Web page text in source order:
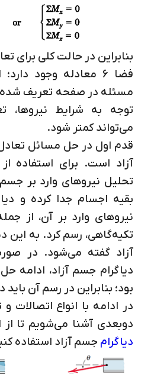
بنابراین در حالت کلی برای
فضا 6 معادله وجود
مسئله در صفحه تعریف شده
توجه به شرایط نیروها،
می‌تواند کمتر شود.
قدم اول در حل مسائل
آزاد است. برای استفاده
تحلیل نیروهای وارد بر
بقیه اجسام جدا کرده و
نیروهای وارد بر آن، از
تکیه‌گاهی، رسم کرد. به این
آزاد گفته می‌شود. در
دیاگرام جسم آزاد، ادامه
بود؛ بنابراین در رسم آن
در ادامه با انواع اتصالات
دوبعدی آشنا می‌شویم تا از
دیاگرام جسم آزاد استفاده